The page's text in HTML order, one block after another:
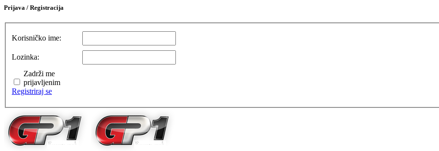
Prijava / Registracija
Korisničko ime:
Lozinka:
Zadrži me
prijavljenim
Registriraj se